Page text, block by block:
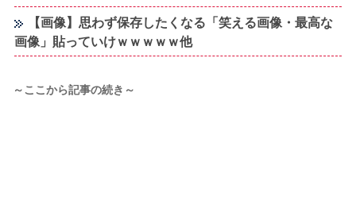
【画像】思わず保存したくなる「笑える画像・最高な
画像」貼っていけｗｗｗｗｗ他
～ここから記事の続き～